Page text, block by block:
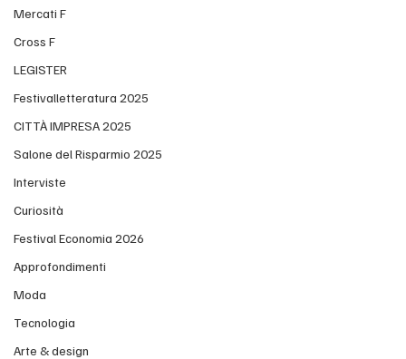
Mercati F
Cross F
LEGISTER
Festivalletteratura 2025
CITTÀ IMPRESA 2025
Salone del Risparmio 2025
Interviste
Curiosità
Festival Economia 2026
Approfondimenti
Moda
Tecnologia
Arte & design